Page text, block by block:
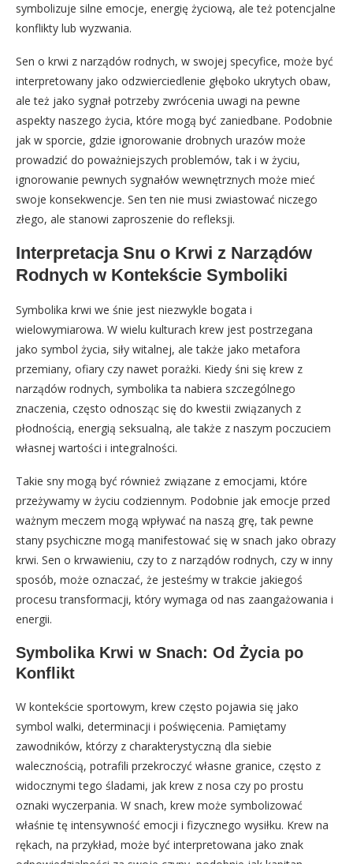
symbolizuje silne emocje, energię życiową, ale też potencjalne
konflikty lub wyzwania.
Sen o krwi z narządów rodnych, w swojej specyfice, może być
interpretowany jako odzwierciedlenie głęboko ukrytych obaw,
ale też jako sygnał potrzeby zwrócenia uwagi na pewne
aspekty naszego życia, które mogą być zaniedbane. Podobnie
jak w sporcie, gdzie ignorowanie drobnych urazów może
prowadzić do poważniejszych problemów, tak i w życiu,
ignorowanie pewnych sygnałów wewnętrznych może mieć
swoje konsekwencje. Sen ten nie musi zwiastować niczego
złego, ale stanowi zaproszenie do refleksji.
Interpretacja Snu o Krwi z Narządów
Rodnych w Kontekście Symboliki
Symbolika krwi we śnie jest niezwykle bogata i
wielowymiarowa. W wielu kulturach krew jest postrzegana
jako symbol życia, siły witalnej, ale także jako metafora
przemiany, ofiary czy nawet porażki. Kiedy śni się krew z
narządów rodnych, symbolika ta nabiera szczególnego
znaczenia, często odnosząc się do kwestii związanych z
płodnością, energią seksualną, ale także z naszym poczuciem
własnej wartości i integralności.
Takie sny mogą być również związane z emocjami, które
przeżywamy w życiu codziennym. Podobnie jak emocje przed
ważnym meczem mogą wpływać na naszą grę, tak pewne
stany psychiczne mogą manifestować się w snach jako obrazy
krwi. Sen o krwawieniu, czy to z narządów rodnych, czy w inny
sposób, może oznaczać, że jesteśmy w trakcie jakiegoś
procesu transformacji, który wymaga od nas zaangażowania i
energii.
Symbolika Krwi w Snach: Od Życia po
Konflikt
W kontekście sportowym, krew często pojawia się jako
symbol walki, determinacji i poświęcenia. Pamiętamy
zawodników, którzy z charakterystyczną dla siebie
walecznością, potrafili przekroczyć własne granice, często z
widocznymi tego śladami, jak krew z nosa czy po prostu
oznaki wyczerpania. W snach, krew może symbolizować
właśnie tę intensywność emocji i fizycznego wysiłku. Krew na
rękach, na przykład, może być interpretowana jako znak